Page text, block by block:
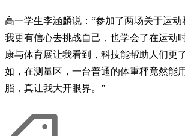
高一学生李涵麟说：“参加了两场关于运动
我更有信心去挑战自己，也学会了在运动
康与体育展让我看到，科技能帮助人们更
如，在测量区，一台普通的体重秤竟然能
脂，真让我大开眼界。”